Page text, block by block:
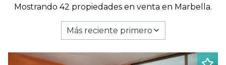
Mostrando 42 propiedades en venta en Marbella.
Más reciente primero